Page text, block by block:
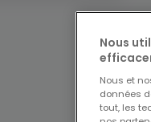
Nous
Nous et
données
tout, les